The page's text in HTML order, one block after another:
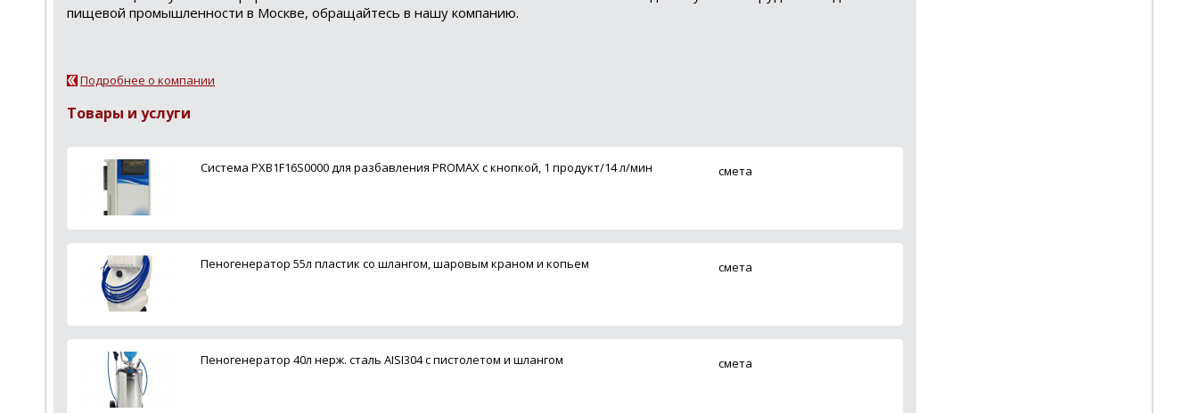
пищевой промышленности в Москве, обращайтесь в нашу компанию.
Подробнее о компании
Товары и услуги
Система PXB1F16S0000 для разбавления PROMAX с кнопкой, 1 продукт/14 л/мин смета
Пеногенератор 55л пластик со шлангом, шаровым краном и копьем смета
Пеногенератор 40л нерж. сталь AISI304 с пистолетом и шлангом смета